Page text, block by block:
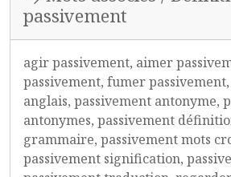
passivement
agir passivement, aimer
passivement, fumer
anglais, passivement antonyme,
antonymes, passivement
grammaire, passivement mots
passivement signification,